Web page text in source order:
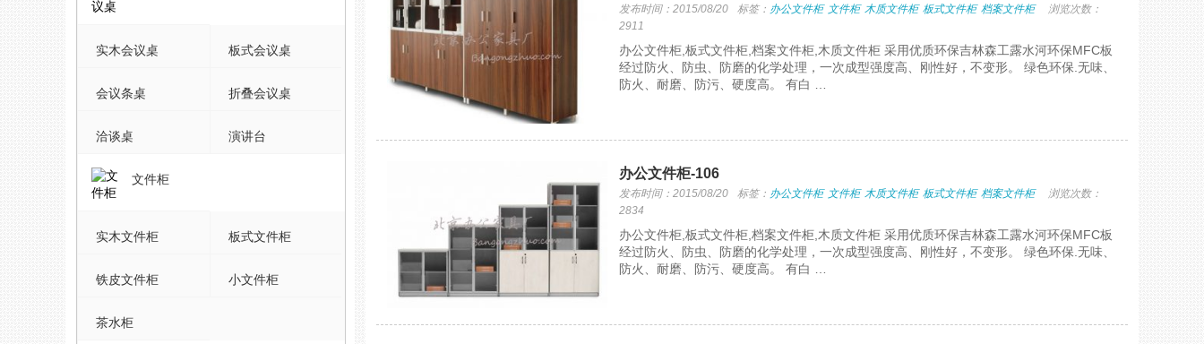
实木会议桌 板式会议桌
会议条桌 折叠会议桌
洽谈桌 演讲台
文件柜
实木文件柜 板式文件柜
铁皮文件柜 小文件柜
茶水柜
发布时间：2015/08/20 标签： 办公文件柜 文件柜 木质文件柜 板式文件柜 档案文件柜
浏览次数：
2911
办公文件柜,板式文件柜,档案文件柜,木质文件柜 采用优质环保吉林森工露水河环保MFC板
经过防火、防虫、防磨的化学处理，一次成型强度高、刚性好，不变形。 绿色环保.无味、
防火、耐磨、防污、硬度高。 有白 …
办公文件柜-106
发布时间：2015/08/20 标签： 办公文件柜 文件柜 木质文件柜 板式文件柜 档案文件柜
浏览次数：
2834
办公文件柜,板式文件柜,档案文件柜,木质文件柜 采用优质环保吉林森工露水河环保MFC板
经过防火、防虫、防磨的化学处理，一次成型强度高、刚性好，不变形。 绿色环保.无味、
防火、耐磨、防污、硬度高。 有白 …